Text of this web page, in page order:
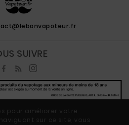
pour améliorer votre
sur ce site, vous
SUIVRE